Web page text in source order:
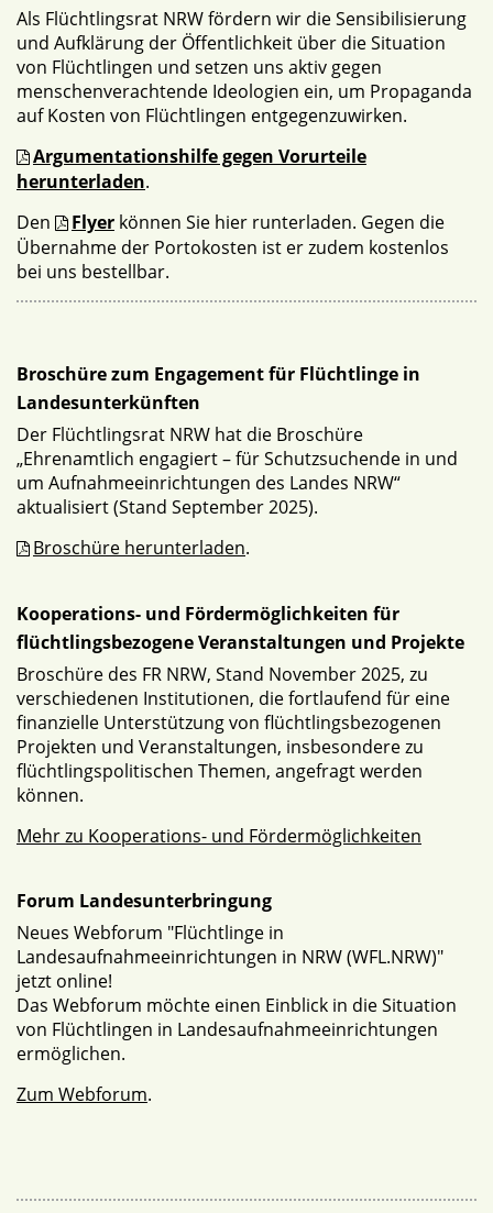
Als Flüchtlingsrat NRW fördern wir die Sensibilisierung
und Aufklärung der Öffentlichkeit über die Situation
von Flüchtlingen und setzen uns aktiv gegen
menschenverachtende Ideologien ein, um Propaganda
auf Kosten von Flüchtlingen entgegenzuwirken.
Argumentationshilfe gegen Vorurteile
herunterladen.
Den
Flyer können Sie hier runterladen. Gegen die
Übernahme der Portokosten ist er zudem kostenlos
bei uns bestellbar.
Broschüre zum Engagement für Flüchtlinge in
Landesunterkünften
Der Flüchtlingsrat NRW hat die Broschüre
„Ehrenamtlich engagiert – für Schutzsuchende in und
um Aufnahmeeinrichtungen des Landes NRW“
aktualisiert (Stand September 2025).
Broschüre herunterladen.
Kooperations- und Fördermöglichkeiten für
flüchtlingsbezogene Veranstaltungen und Projekte
Broschüre des FR NRW, Stand November 2025, zu
verschiedenen Institutionen, die fortlaufend für eine
finanzielle Unterstützung von flüchtlingsbezogenen
Projekten und Veranstaltungen, insbesondere zu
flüchtlingspolitischen Themen, angefragt werden
können.
Mehr zu Kooperations- und Fördermöglichkeiten
Forum Landesunterbringung
Neues Webforum "Flüchtlinge in
Landesaufnahmeeinrichtungen in NRW (WFL.NRW)"
jetzt online!
Das Webforum möchte einen Einblick in die Situation
von Flüchtlingen in Landesaufnahmeeinrichtungen
ermöglichen.
Zum Webforum.